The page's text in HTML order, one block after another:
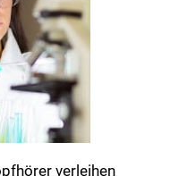
verleihen